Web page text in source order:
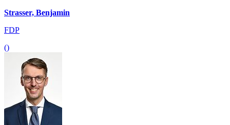
Strasser, Benjamin
FDP
()